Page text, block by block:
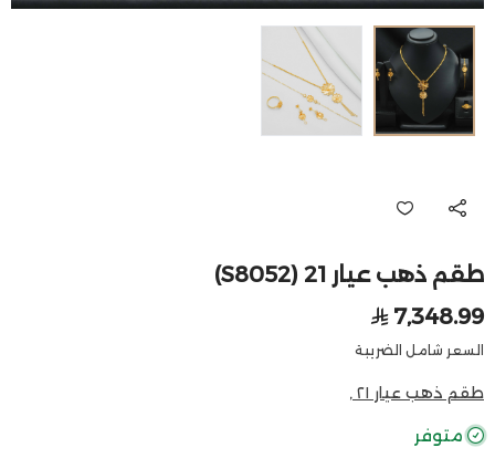
طقم ذهب عيار 21 (S8052)
7,348.99
السعر شامل الضريبة
طقم ذهب عيار ٢١ ,
متوفر